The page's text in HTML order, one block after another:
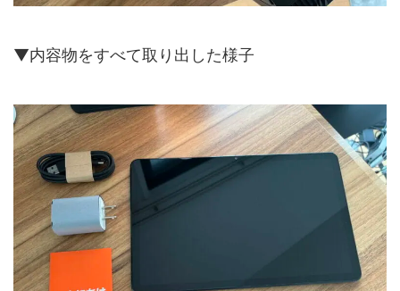
▼内容物をすべて取り出した様子